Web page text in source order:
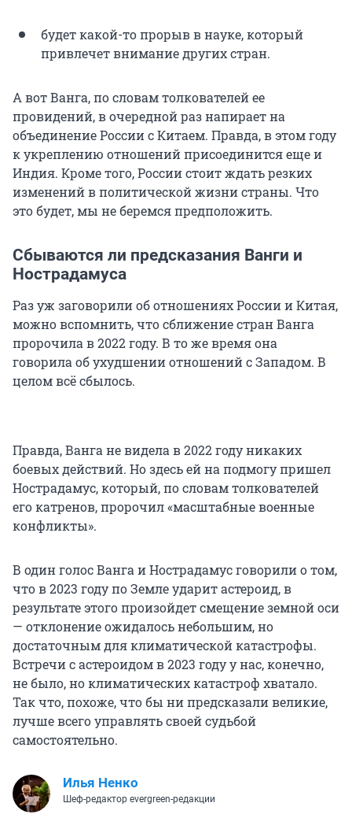
будет какой-то прорыв в науке, который
привлечет внимание других стран.
А вот Ванга, по словам толкователей ее
провидений, в очередной раз напирает на
объединение России с Китаем. Правда, в этом году
к укреплению отношений присоединится еще и
Индия. Кроме того, России стоит ждать резких
изменений в политической жизни страны. Что
это будет, мы не беремся предположить.
Сбываются ли предсказания Ванги и
Нострадамуса
Раз уж заговорили об отношениях России и Китая,
можно вспомнить, что сближение стран Ванга
пророчила в 2022 году. В то же время она
говорила об ухудшении отношений с Западом. В
целом всё сбылось.
Правда, Ванга не видела в 2022 году никаких
боевых действий. Но здесь ей на подмогу пришел
Нострадамус, который, по словам толкователей
его катренов, пророчил «масштабные военные
конфликты».
В один голос Ванга и Нострадамус говорили о том,
что в 2023 году по Земле ударит астероид, в
результате этого произойдет смещение земной оси
— отклонение ожидалось небольшим, но
достаточным для климатической катастрофы.
Встречи с астероидом в 2023 году у нас, конечно,
не было, но климатических катастроф хватало.
Так что, похоже, что бы ни предсказали великие,
лучше всего управлять своей судьбой
самостоятельно.
Илья Ненко
Шеф-редактор evergreen-редакции